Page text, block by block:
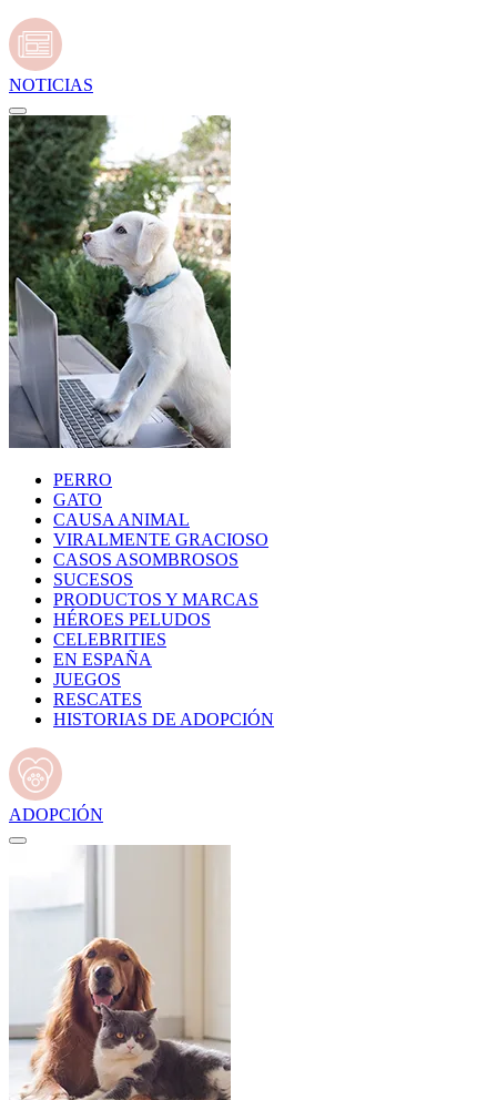
NOTICIAS
PERRO
GATO
CAUSA ANIMAL
VIRALMENTE GRACIOSO
CASOS ASOMBROSOS
SUCESOS
PRODUCTOS Y MARCAS
HÉROES PELUDOS
CELEBRITIES
EN ESPAÑA
JUEGOS
RESCATES
HISTORIAS DE ADOPCIÓN
ADOPCIÓN